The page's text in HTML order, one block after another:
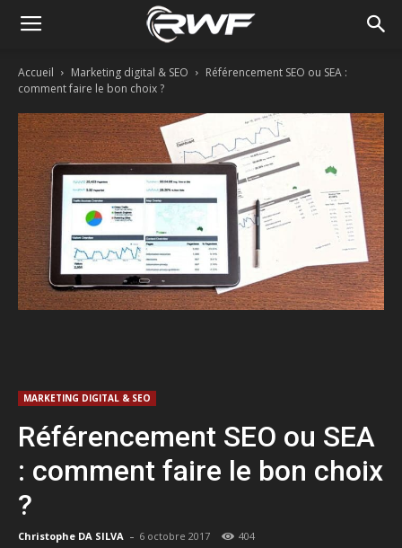
Accueil Marketing digital & SEO
Référencement SEO ou SEA :
comment faire le bon choix ?
MARKETING DIGITAL & SEO
Référencement SEO ou SEA
: comment faire le bon choix
?
Christophe DA SILVA - 6 octobre 2017 404